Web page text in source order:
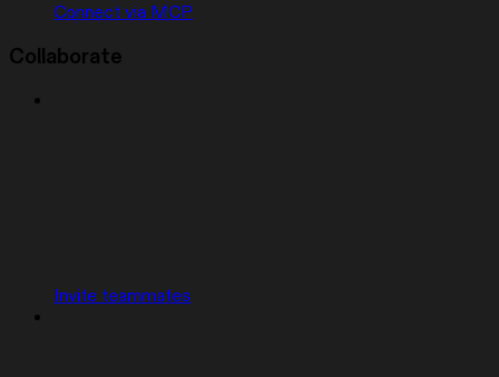
Connect via MCP
Collaborate
Invite teammates